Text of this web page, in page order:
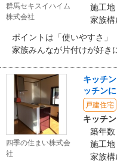
群馬セキスイハイム
株式会社
施工地
家族構
ポイントは「使いやすさ」
家族みんなが片付けが好き
四季の住まい株式会
社
キッチ
ッチン
戸建住宅
キッチ
築年
施工地
家族構